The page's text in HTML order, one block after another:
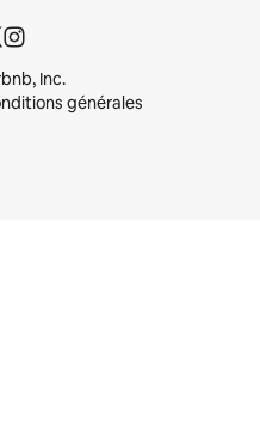
Inc.
générales